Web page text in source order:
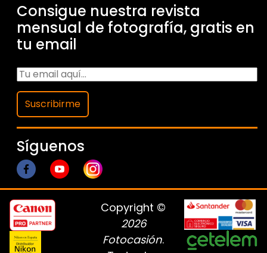
Consigue nuestra revista
mensual de fotografía, gratis en
tu email
Suscribirme
Síguenos
Copyright ©
2026
Fotocasión.